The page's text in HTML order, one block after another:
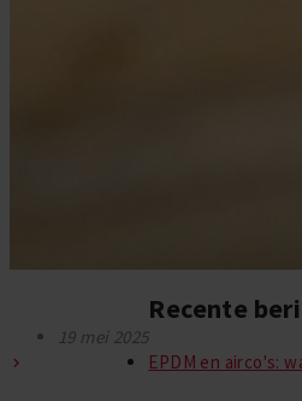
19 mei 2025
Recente
EPDM en airco's: